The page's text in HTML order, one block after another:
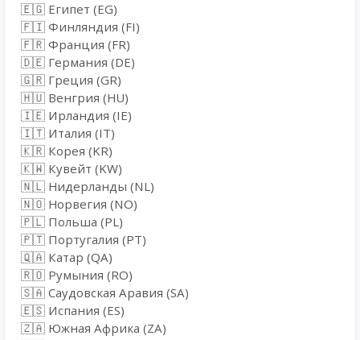
🇪🇬 Египет (EG)
🇫🇮 Финляндия (FI)
🇫🇷 Франция (FR)
🇩🇪 Германия (DE)
🇬🇷 Греция (GR)
🇭🇺 Венгрия (HU)
🇮🇪 Ирландия (IE)
🇮🇹 Италия (IT)
🇰🇷 Корея (KR)
🇰🇼 Кувейт (KW)
🇳🇱 Нидерланды (NL)
🇳🇴 Норвегия (NO)
🇵🇱 Польша (PL)
🇵🇹 Португалия (PT)
🇶🇦 Катар (QA)
🇷🇴 Румыния (RO)
🇸🇦 Саудовская Аравия (SA)
🇪🇸 Испания (ES)
🇿🇦 Южная Африка (ZA)